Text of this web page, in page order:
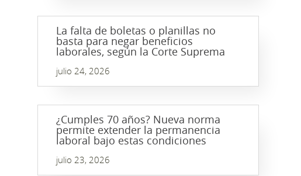
La falta de boletas o planillas no
basta para negar beneficios
laborales, según la Corte Suprema
julio 24, 2026
¿Cumples 70 años? Nueva norma
permite extender la permanencia
laboral bajo estas condiciones
julio 23, 2026